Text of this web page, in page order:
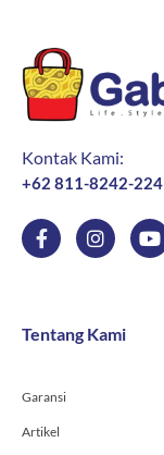
Kontak Kami:
+62 811-8242-224
F
a
o
o
f
I
n
g
r
Y
o
Tentang Kami
Garansi
Artikel